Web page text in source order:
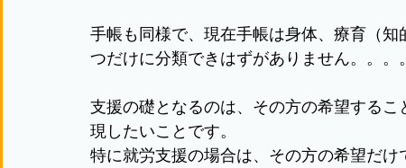
手帳も同様で、現在手帳は身体、療育（
つだけに分類できはずがありません。。。
支援の礎となるのは、その方の希望する
現したいことです。
特に就労支援の場合は、その方の希望だ